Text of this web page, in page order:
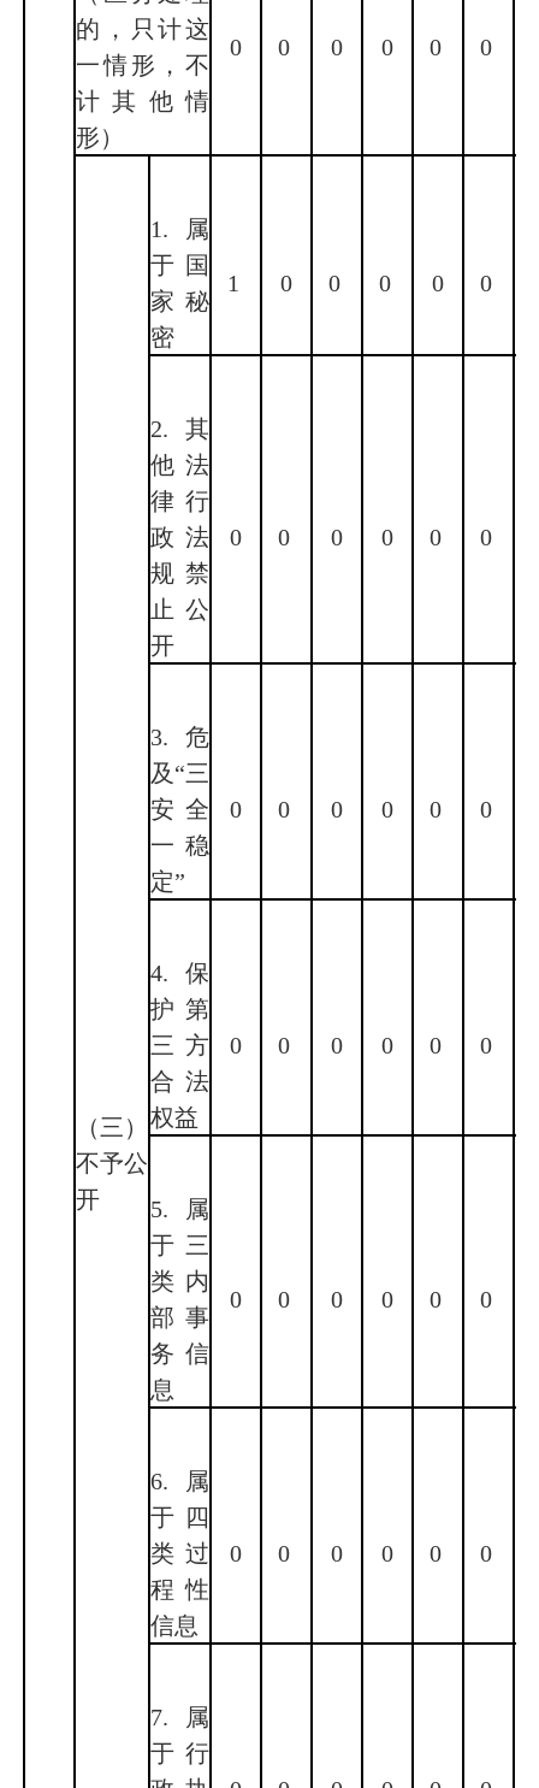
的，只计这
一情形，不
计其他情
形）
0 0 0 0 0 0
（三）
不予公
开
1.属
于国
家秘
密
1 0 0 0 0 0
2.其
他法
律行
政法
规禁
止公
开
0 0 0 0 0 0
3.危
及“三
安全
一稳
定”
0 0 0 0 0 0
4.保
护第
三方
合法
权益
0 0 0 0 0 0
5.属
于三
类内
部事
务信
息
0 0 0 0 0 0
6.属
于四
类过
程性
信息
0 0 0 0 0 0
7.属
于行